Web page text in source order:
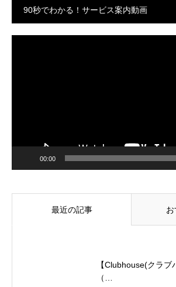
90秒でわかる！サービス案内動画
00:00
最近の記事
【Clubhouse(クラ
（…